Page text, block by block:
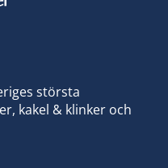
största
kakel & klinker och